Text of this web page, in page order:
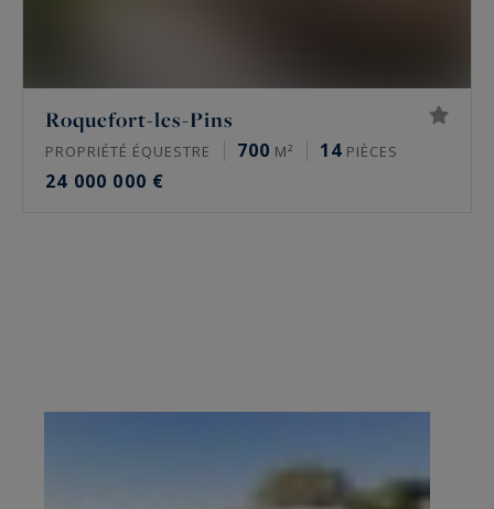
Roquefort-les-Pins
PROPRIÉTÉ ÉQUESTRE 700 M² 14 PIÈCES
24 000 000 €